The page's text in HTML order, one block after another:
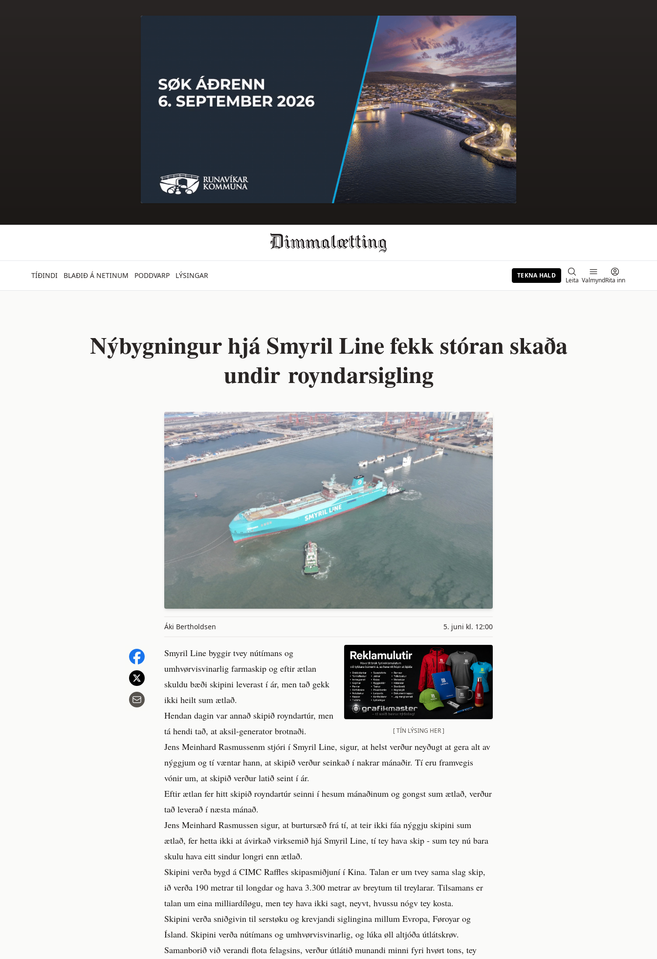
TÍÐINDI BLAÐIÐ Á NETINUM PODDVARP LÝSINGAR TEKNA HALD
Leita ValmyndRita inn
Nýbygningur hjá Smyril Line fekk stóran skaða
undir royndarsigling
Áki Bertholdsen 5. juni kl. 12:00
[ TÍN LÝSING HER ]
Smyril Line byggir tvey nútímans og
umhvørvisvinarlig farmaskip og eftir ætlan
skuldu bæði skipini leverast í ár, men tað gekk
ikki heilt sum ætlað.
Hendan dagin var annað skipið royndartúr, men
tá hendi tað, at aksil-generator brotnaði.
Jens Meinhard Rasmussenm stjóri í Smyril Line, sigur, at helst verður neyðugt at gera alt av
nýggjum og tí væntar hann, at skipið verður seinkað í nakrar mánaðir. Tí eru framvegis
vónir um, at skipið verður latið seint í ár.
Eftir ætlan fer hitt skipið royndartúr seinni í hesum mánaðinum og gongst sum ætlað, verður
tað leverað í næsta mánað.
Jens Meinhard Rasmussen sigur, at burtursæð frá tí, at teir ikki fáa nýggju skipini sum
ætlað, fer hetta ikki at ávirkað virksemið hjá Smyril Line, tí tey hava skip - sum tey nú bara
skulu hava eitt sindur longri enn ætlað.
Skipini verða bygd á CIMC Raffles skipasmiðjuní í Kina. Talan er um tvey sama slag skip,
ið verða 190 metrar til longdar og hava 3.300 metrar av breytum til treylarar. Tilsamans er
talan um eina milliardíløgu, men tey hava ikki sagt, neyvt, hvussu nógv tey kosta.
Skipini verða sniðgivin til serstøku og krevjandi siglingina millum Evropa, Føroyar og
Ísland. Skipini verða nútímans og umhvørvisvinarlig, og lúka øll altjóða útlátskrøv.
Samanborið við verandi flota felagsins, verður útlátið munandi minni fyri hvørt tons, tey